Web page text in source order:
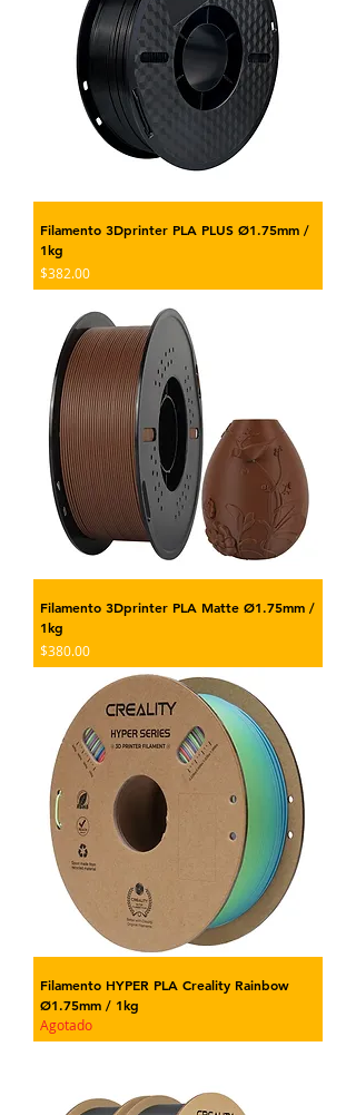
Filamento 3Dprinter PLA PLUS Ø1.75mm /
1kg
Precio
$382.00
Filamento 3Dprinter PLA Matte Ø1.75mm /
1kg
Precio
$380.00
Filamento HYPER PLA Creality Rainbow
Ø1.75mm / 1kg
Agotado